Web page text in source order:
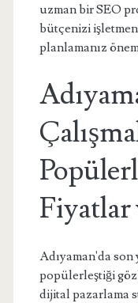
uzman bir SEO
bütçenizi
planlamanız
Fiyatlar
Adıyaman'da son
popülerleştiği
dijital pazarlama